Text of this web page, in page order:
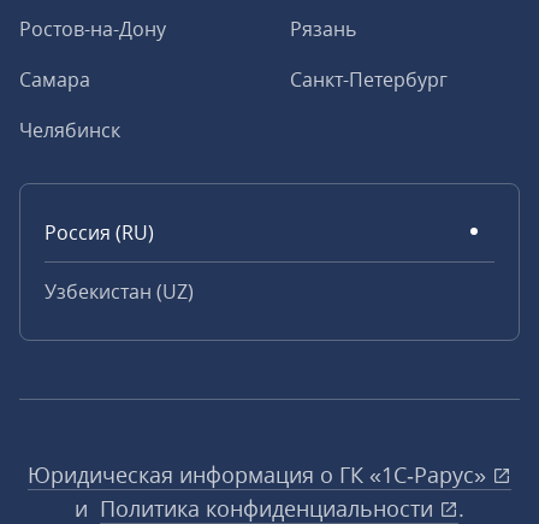
Ростов-на-Дону
Рязань
Самара
Санкт-Петербург
Челябинск
Россия (RU)
Узбекистан (UZ)
Юридическая информация о ГК «1С‑Рарус»
и Политика конфиденциальности
.